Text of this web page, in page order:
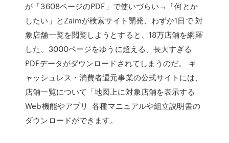
が「3608ページのPDF」で使いづらい→「何とか
したい」とZaimが検索サイト開発、わずか1日で 対
象店舗一覧を閲覧しようとすると、18万店舗を網羅
した、3000ページをゆうに超える、長大すぎる
PDFデータがダウンロードされてしまうのだ。 キ
ャッシュレス・消費者還元事業の公式サイトには、
店舗一覧について「地図上に対象店舗を表示する
Web機能やアプリ 各種マニュアルや組立説明書の
ダウンロードができます。